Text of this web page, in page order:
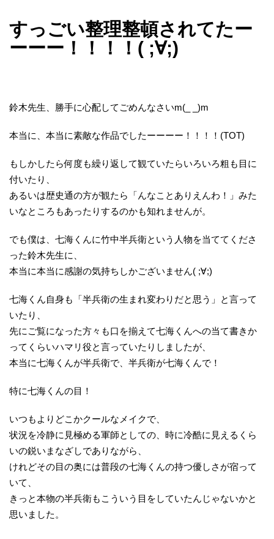
すっごい整理整頓されてたー
ーーー！！！！( ;∀;)
鈴木先生、勝手に心配してごめんなさいm(_ _)m
本当に、本当に素敵な作品でしたーーーー！！！！(TOT)
もしかしたら何度も繰り返して観ていたらいろいろ粗も目に
付いたり、
あるいは歴史通の方が観たら「んなことありえんわ！」みた
いなところもあったりするのかも知れませんが。
でも僕は、七海くんに竹中半兵衛という人物を当ててくださ
った鈴木先生に、
本当に本当に感謝の気持ちしかございません( ;∀;)
七海くん自身も「半兵衛の生まれ変わりだと思う」と言って
いたり、
先にご覧になった方々も口を揃えて七海くんへの当て書きか
ってくらいハマリ役と言っていたりしましたが、
本当に七海くんが半兵衛で、半兵衛が七海くんで！
特に七海くんの目！
いつもよりどこかクールなメイクで、
状況を冷静に見極める軍師としての、時に冷酷に見えるくら
いの鋭いまなざしでありながら、
けれどその目の奥には普段の七海くんの持つ優しさが宿って
いて、
きっと本物の半兵衛もこういう目をしていたんじゃないかと
思いました。